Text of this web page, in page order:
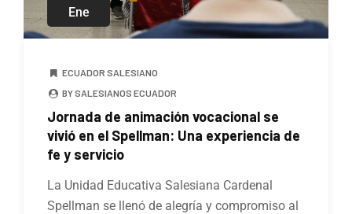
Ene
ECUADOR SALESIANO
BY SALESIANOS ECUADOR
Jornada de animación vocacional se
vivió en el Spellman: Una experiencia de
fe y servicio
La Unidad Educativa Salesiana Cardenal
Spellman se llenó de alegría y compromiso al